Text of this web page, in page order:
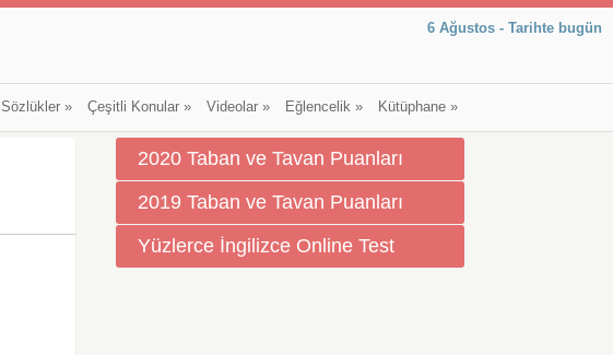
6 Ağustos - Tarihte bugün
Sözlükler» Çeşitli Konular» Videolar» Eğlencelik» Kütüphane»
2020 Taban ve Tavan Puanları
2019 Taban ve Tavan Puanları
Yüzlerce İngilizce Online Test